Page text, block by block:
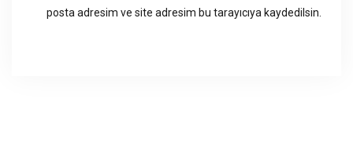
posta adresim ve site adresim bu tarayıcıya kaydedilsin.